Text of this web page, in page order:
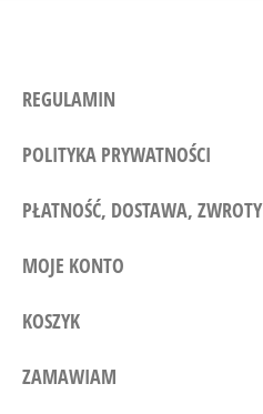
REGULAMIN
POLITYKA PRYWATNOŚCI
PŁATNOŚĆ, DOSTAWA, ZWROTY
MOJE KONTO
KOSZYK
ZAMAWIAM